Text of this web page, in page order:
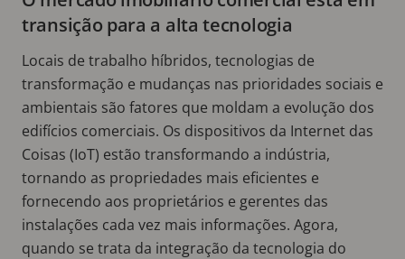
transição para a alta tecnologia
Locais de trabalho híbridos, tecnologias de
transformação e mudanças nas prioridades sociais e
ambientais são fatores que moldam a evolução dos
edifícios comerciais. Os dispositivos da Internet das
Coisas (IoT) estão transformando a indústria,
tornando as propriedades mais eficientes e
fornecendo aos proprietários e gerentes das
instalações cada vez mais informações. Agora,
quando se trata da integração da tecnologia do